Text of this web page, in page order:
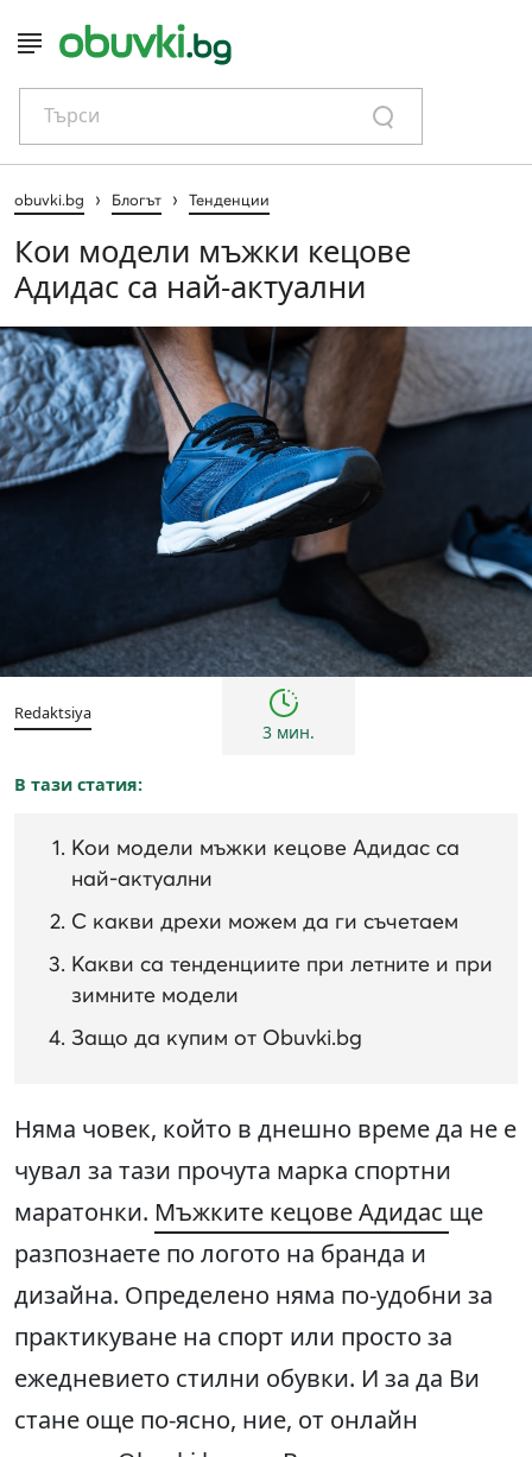
Търси
obuvki.bg › Блогът › Тенденции
Кои модели мъжки кецове
Адидас са най-актуални
Тенденции
Redaktsiya
3 мин.
В тази статия:
Кои модели мъжки кецове Адидас са
най-актуални
С какви дрехи можем да ги съчетаем
Какви са тенденциите при летните и при
зимните модели
Защо да купим от Obuvki.bg
Няма човек, който в днешно време да не е
чувал за тази прочута марка спортни
маратонки. Мъжките кецове Адидас ще
разпознаете по логото на бранда и
дизайна. Определено няма по-удобни за
практикуване на спорт или просто за
ежедневието стилни обувки. И за да Ви
стане още по-ясно, ние, от онлайн